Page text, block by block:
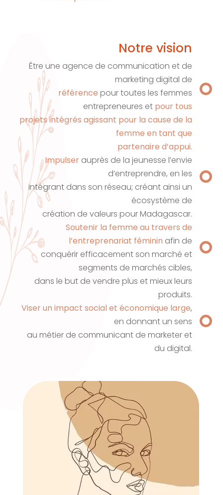
Notre vision
Être une agence de communication et de
marketing digital de
référence pour toutes les femmes
entrepreneures et pour tous
projets intégrés agissant pour la cause de la
femme en tant que
partenaire d’appui.
Impulserauprès de la jeunesse l’envie
d’entreprendre, en les
intégrant dans son réseau; créant ainsi un
écosystème de
création de valeurs pour Madagascar.
Soutenir la femme au travers de
l’entreprenariat féminin afin de
conquérir efficacement son marché et
segments de marchés cibles,
dans le but de vendre plus et mieux leurs
produits.
Viser un impact social et économique large,
en donnant un sens
au métier de communicant de marketer et
du digital.